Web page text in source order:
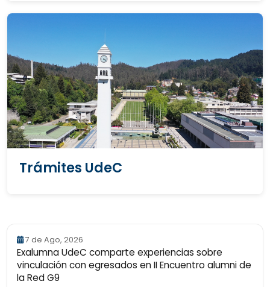
Trámites UdeC
7 de Ago, 2026
Exalumna UdeC comparte experiencias sobre
vinculación con egresados en II Encuentro alumni de
la Red G9